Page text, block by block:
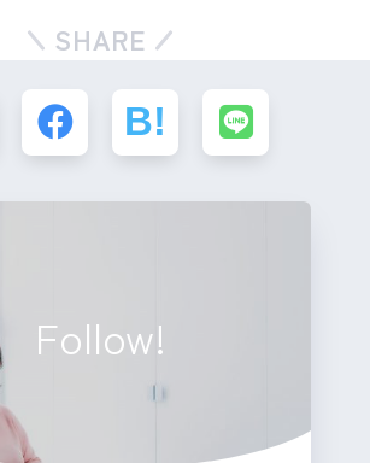
SHARE
Follow!